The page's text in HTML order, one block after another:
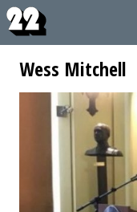
Wess Mitchell